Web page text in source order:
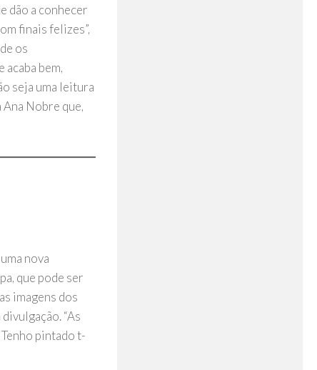
dão a conhecer
finais felizes”,
os
bem,
seja uma leitura
Nobre que,
nova
que pode ser
imagens dos
“As
pintado t-